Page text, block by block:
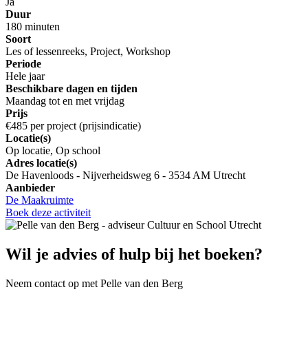
Duur
180 minuten
Soort
Les of lessenreeks, Project, Workshop
Periode
Hele jaar
Beschikbare dagen en tijden
Maandag tot en met vrijdag
Prijs
€485 per project (prijsindicatie)
Locatie(s)
Op locatie, Op school
Adres locatie(s)
De Havenloods - Nijverheidsweg 6 - 3534 AM Utrecht
Aanbieder
De Maakruimte
Boek deze activiteit
Wil je advies of hulp bij het boeken?
Neem contact op met Pelle van den Berg